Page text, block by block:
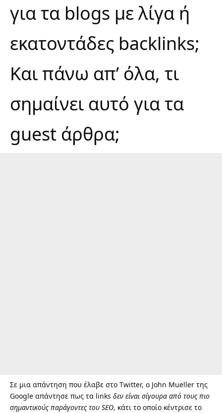
για τα blogs με λίγα ή
εκατοντάδες backlinks;
Και πάνω απ’ όλα, τι
σημαίνει αυτό για τα
guest άρθρα;
Σε μια απάντηση που έλαβε στο Twitter, ο John Mueller της
Google απάντησε πως τα links δεν είναι σίγουρα από τους πιο
σημαντικούς παράγοντες του SEO, κάτι το οποίο κέντρισε το